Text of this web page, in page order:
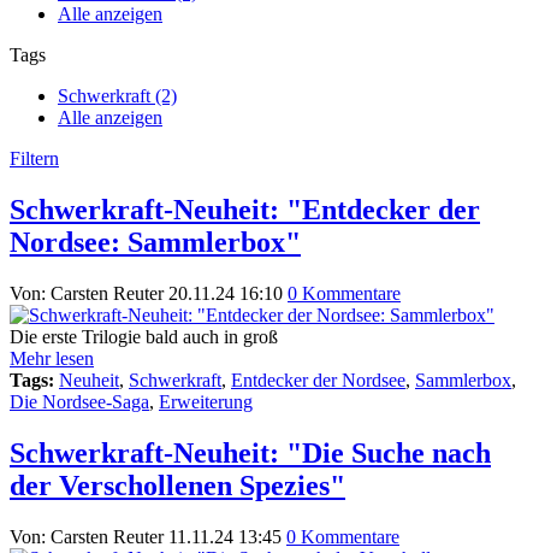
Alle anzeigen
Tags
Schwerkraft (2)
Alle anzeigen
Filtern
Schwerkraft-Neuheit: "Entdecker der
Nordsee: Sammlerbox"
Von: Carsten Reuter 20.11.24 16:10 0 Kommentare
Die erste Trilogie bald auch in groß
Mehr lesen
Tags: Neuheit, Schwerkraft, Entdecker der Nordsee, Sammlerbox,
Die Nordsee-Saga, Erweiterung
Schwerkraft-Neuheit: "Die Suche nach
der Verschollenen Spezies"
Von: Carsten Reuter 11.11.24 13:45 0 Kommentare